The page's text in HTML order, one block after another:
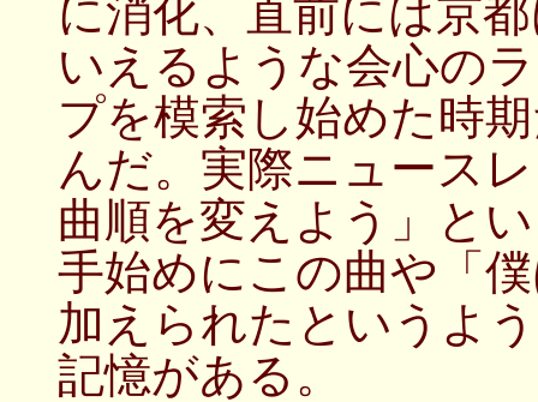
に消化、直前には京
いえるような会心の
プを模索し始めた時
んだ。実際ニュース
曲順を変えよう」と
手始めにこの曲や「
加えられたというよ
記憶がある。